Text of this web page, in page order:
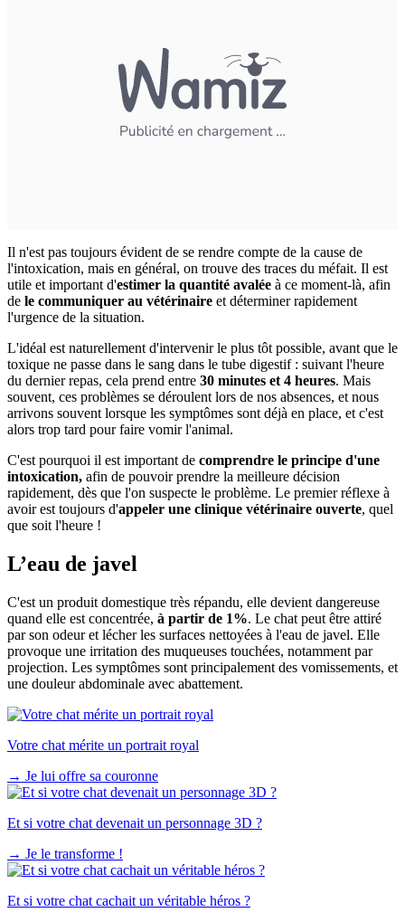
Il n'est pas toujours évident de se rendre compte de la cause de
l'intoxication, mais en général, on trouve des traces du méfait. Il est
utile et important d'estimer la quantité avalée à ce moment-là, afin
de le communiquer au vétérinaire et déterminer rapidement
l'urgence de la situation.
L'idéal est naturellement d'intervenir le plus tôt possible, avant que le
toxique ne passe dans le sang dans le tube digestif : suivant l'heure
du dernier repas, cela prend entre 30 minutes et 4 heures. Mais
souvent, ces problèmes se déroulent lors de nos absences, et nous
arrivons souvent lorsque les symptômes sont déjà en place, et c'est
alors trop tard pour faire vomir l'animal.
C'est pourquoi il est important de comprendre le principe d'une
intoxication, afin de pouvoir prendre la meilleure décision
rapidement, dès que l'on suspecte le problème. Le premier réflexe à
avoir est toujours d'appeler une clinique vétérinaire ouverte, quel
que soit l'heure !
L’eau de javel
C'est un produit domestique très répandu, elle devient dangereuse
quand elle est concentrée, à partir de 1%. Le chat peut être attiré
par son odeur et lécher les surfaces nettoyées à l'eau de javel. Elle
provoque une irritation des muqueuses touchées, notamment par
projection. Les symptômes sont principalement des vomissements, et
une douleur abdominale avec abattement.
Votre chat mérite un portrait royal
→ Je lui offre sa couronne
Et si votre chat devenait un personnage 3D ?
→ Je le transforme !
Et si votre chat cachait un véritable héros ?